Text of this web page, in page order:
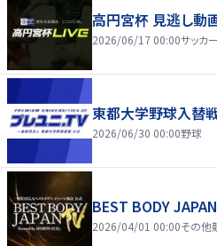
高円宮杯 見逃し動
2026/06/17 00:00サッカー
東都大学野球入替
2026/06/30 00:00野球
BEST BODY
2026/04/01 00:00その他